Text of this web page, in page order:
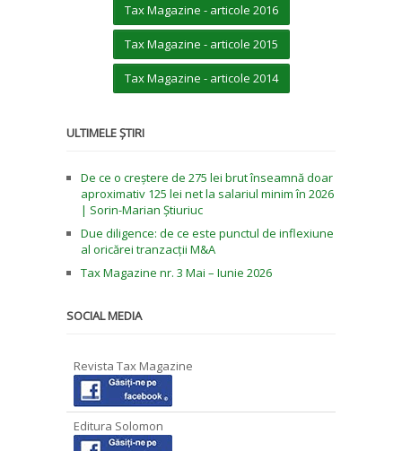
Tax Magazine - articole 2016
Tax Magazine - articole 2015
Tax Magazine - articole 2014
ULTIMELE ȘTIRI
De ce o creștere de 275 lei brut înseamnă doar
aproximativ 125 lei net la salariul minim în 2026
| Sorin-Marian Știuriuc
Due diligence: de ce este punctul de inflexiune
al oricărei tranzacții M&A
Tax Magazine nr. 3 Mai – Iunie 2026
SOCIAL MEDIA
Revista Tax Magazine
Editura Solomon